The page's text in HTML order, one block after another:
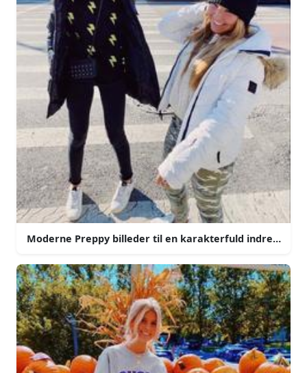
Moderne Preppy billeder til en karakterfuld indretning